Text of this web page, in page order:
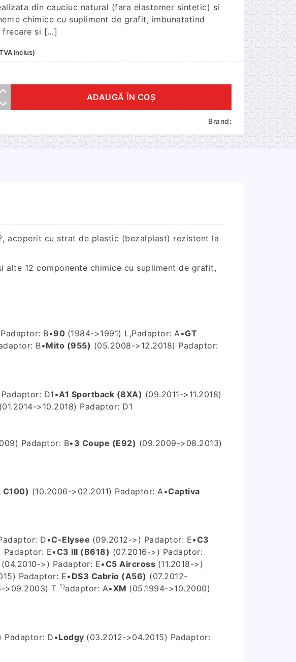
din cauciuc natural (fara elastomer sintetic) si
chimice cu supliment de grafit, imbunatatind
frecare si […]
inclus)
ADAUGĂ ÎN COȘ
Brand:
acoperit cu strat de plastic (bezalplast) rezistent la
12 componente chimice cu supliment de grafit,
adaptor: B•90 (1984->1991) L,Padaptor: A •GT
B•Mito (955) (05.2008->12.2018) Padaptor:
adaptor: D1 •A1 Sportback (8XA) (09.2011->11.2018)
(01.2014->10.2018) Padaptor: D1
Padaptor: B• 3 Coupe (E92) (09.2009->08.2013)
C100) (10.2006->02.2011) Padaptor: A •Captiva
adaptor: D •C-Elysee (09.2012->) Padaptor: E•C3
Padaptor: E•C3 III (B618) (07.2016->) Padaptor:
(04.2010->) Padaptor: E•C5 Aircross (11.2018->)
Padaptor: E• DS3 Cabrio (A56) (07.2012-
>09.2003) T 1)adaptor: A•XM (05.1994->10.2000)
Padaptor: D •Lodgy (03.2012->04.2015) Padaptor: